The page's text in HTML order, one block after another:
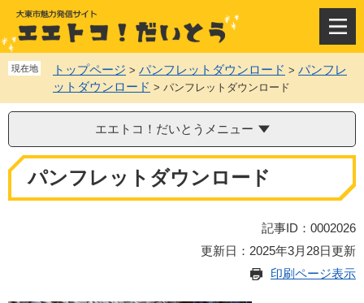
ジ
の
先
で
。
ュ
ー
を
ば
て
メ
ニ
ー
現在地 トップページ > パンフレットダウンロード > パンフレ
ットダウンロード > パンフレットダウンロード
エエトコ！だいとうメニュー
本
パンフレットダウンロード
記事ID：0002026
更新日：2025年3月28日更新
印刷ページ表示